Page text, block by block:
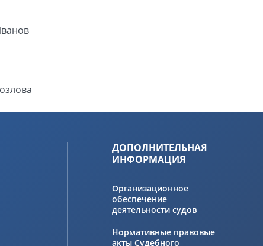
ДОПОЛНИТЕЛЬНАЯ
ИНФОРМАЦИЯ
Организационное
обеспечение
деятельности судов
Нормативные правовые
акты Судебного